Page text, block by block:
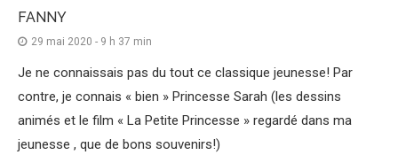
FANNY
29 mai 2020 - 9 h 37 min
Je ne connaissais pas du tout ce classique jeunesse! Par
contre, je connais « bien » Princesse Sarah (les dessins
animés et le film « La Petite Princesse » regardé dans ma
jeunesse , que de bons souvenirs!)